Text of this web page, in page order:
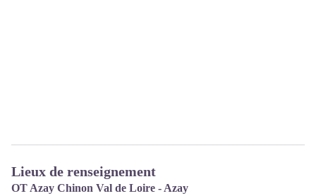
Lieux de renseignement
OT Azay Chinon Val de Loire - Azay